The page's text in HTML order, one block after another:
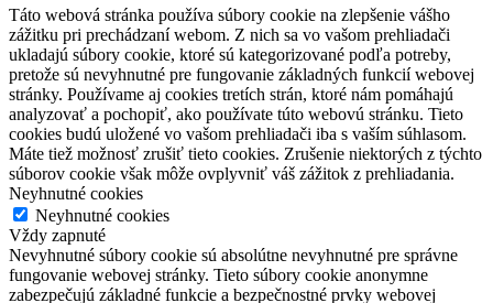
Táto webová stránka používa súbory cookie na zlepšenie vášho
zážitku pri prechádzaní webom. Z nich sa vo vašom prehliadači
ukladajú súbory cookie, ktoré sú kategorizované podľa potreby,
pretože sú nevyhnutné pre fungovanie základných funkcií webovej
stránky. Používame aj cookies tretích strán, ktoré nám pomáhajú
analyzovať a pochopiť, ako používate túto webovú stránku. Tieto
cookies budú uložené vo vašom prehliadači iba s vaším súhlasom.
Máte tiež možnosť zrušiť tieto cookies. Zrušenie niektorých z týchto
súborov cookie však môže ovplyvniť váš zážitok z prehliadania.
Neyhnutné cookies
Neyhnutné cookies
Vždy zapnuté
Nevyhnutné súbory cookie sú absolútne nevyhnutné pre správne
fungovanie webovej stránky. Tieto súbory cookie anonymne
zabezpečujú základné funkcie a bezpečnostné prvky webovej